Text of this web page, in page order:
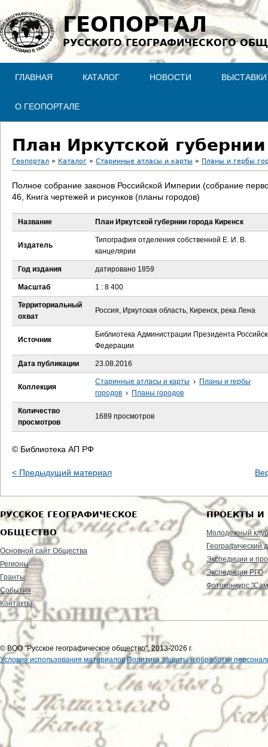
Jump to navigation
ГЕОПОРТАЛ
РУССКОГО ГЕОГРАФИЧЕСКОГО
ГЛАВНАЯ КАТАЛОГ НОВОСТИ ВЫСТАВКИ
О ГЕОПОРТАЛЕ
План Иркутской
В
ы
д
е
с
ь
Геопортал » Каталог » Старинные атласы и карты » Планы и гербы
Полное собрание законов Российской Империи (собрание
46, Книга чертежей и рисунков (планы городов)
Название План Иркутской губернии города Киренск
Издатель
Типография отделения собственной Е. И. В.
канцелярии
Год издания датировано 1859
Масштаб 1 : 8 400
Территориальный
охват
Россия, Иркутская область, Киренск, река Лена
Источник
Библиотека Администрации Президента
Федерации
Дата публикации 23.08.2016
Коллекция
Старинные атласы и карты › Планы и гербы
городов › Планы городов
Количество
просмотров
1689 просмотров
© Библиотека АП РФ
< Предыдущий материал
РУССКОЕ ГЕОГРАФИЧЕСКОЕ
ОБЩЕСТВО
Основной сайт Общества
Регионы
Гранты
События
Контакты
ПРОЕКТЫ И
Молодежный клуб
Географический
Экспедиции и
Экспедиции РГО
Фотоконкурс
© ВОО "Русское географическое общество", 2013-2026 г.
Условия использования материалов Политика защиты и обработки